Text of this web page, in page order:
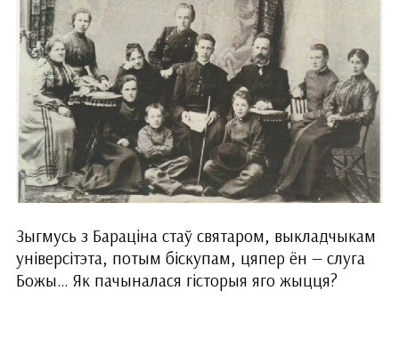
Зыгмусь з Бараціна стаў святаром, выкладчыкам
універсітэта, потым біскупам, цяпер ён — слуга
Божы… Як пачыналася гісторыя яго жыцця?